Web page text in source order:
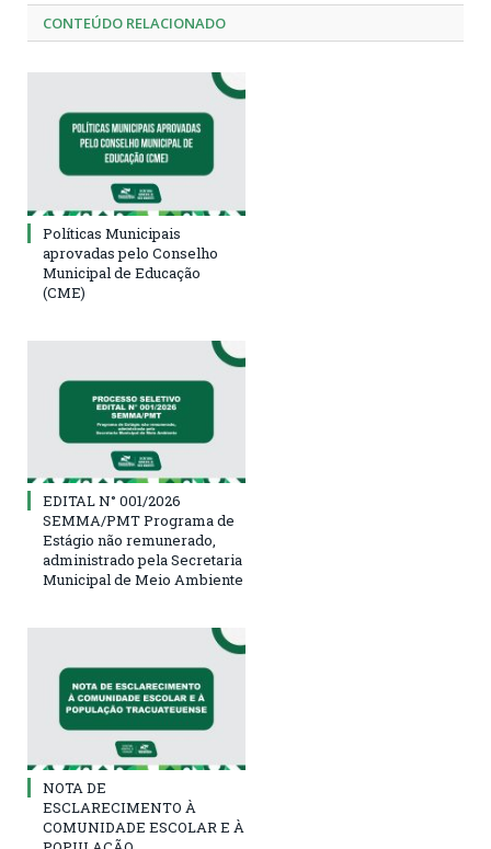
CONTEÚDO RELACIONADO
Políticas Municipais
aprovadas pelo Conselho
Municipal de Educação
(CME)
EDITAL N° 001/2026
SEMMA/PMT Programa de
Estágio não remunerado,
administrado pela Secretaria
Municipal de Meio Ambiente
NOTA DE
ESCLARECIMENTO À
COMUNIDADE ESCOLAR E À